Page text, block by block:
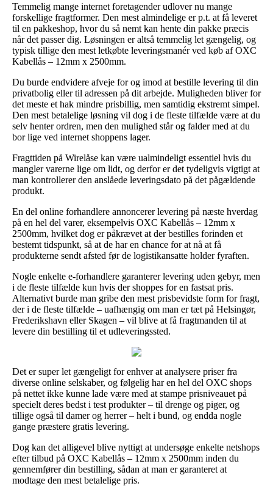
Temmelig mange internet foretagender udlover nu mange
forskellige fragtformer. Den mest almindelige er p.t. at få leveret
til en pakkeshop, hvor du så nemt kan hente din pakke præcis
når det passer dig. Løsningen er altså temmelig let gængelig, og
typisk tillige den mest letkøbte leveringsmanér ved køb af OXC
Kabellås – 12mm x 2500mm.
Du burde endvidere afveje for og imod at bestille levering til din
privatbolig eller til adressen på dit arbejde. Muligheden bliver for
det meste et hak mindre prisbillig, men samtidig ekstremt simpel.
Den mest betalelige løsning vil dog i de fleste tilfælde være at du
selv henter ordren, men den mulighed står og falder med at du
bor lige ved internet shoppens lager.
Fragttiden på Wirelåse kan være ualmindeligt essentiel hvis du
mangler varerne lige om lidt, og derfor er det tydeligvis vigtigt at
man kontrollerer den anslåede leveringsdato på det pågældende
produkt.
En del online forhandlere annoncerer levering på næste hverdag
på en hel del varer, eksempelvis OXC Kabellås – 12mm x
2500mm, hvilket dog er påkrævet at der bestilles forinden et
bestemt tidspunkt, så at de har en chance for at nå at få
produkterne sendt afsted før de logistikansatte holder fyraften.
Nogle enkelte e-forhandlere garanterer levering uden gebyr, men
i de fleste tilfælde kun hvis der shoppes for en fastsat pris.
Alternativt burde man gribe den mest prisbevidste form for fragt,
der i de fleste tilfælde – uafhængig om man er tæt på Helsingør,
Frederikshavn eller Skagen – vil blive at få fragtmanden til at
levere din bestilling til et udleveringssted.
Det er super let gængeligt for enhver at analysere priser fra
diverse online selskaber, og følgelig har en hel del OXC shops
på nettet ikke kunne lade være med at stampe prisniveauet på
specielt deres bedst i test produkter – til drenge og piger, og
tillige også til damer og herrer – helt i bund, og endda nogle
gange præstere gratis levering.
Dog kan det alligevel blive nyttigt at undersøge enkelte netshops
efter tilbud på OXC Kabellås – 12mm x 2500mm inden du
gennemfører din bestilling, sådan at man er garanteret at
modtage den mest betalelige pris.